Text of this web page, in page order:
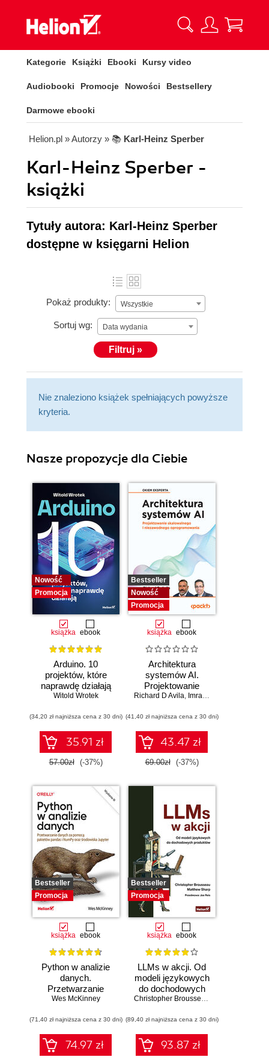
Kategorie Książki Ebooki Kursy video
Audiobooki Promocje Nowości Bestsellery
Darmowe ebooki
Helion.pl » Autorzy » 📚 Karl-Heinz Sperber
Karl-Heinz Sperber -
książki
Tytuły autora: Karl-Heinz Sperber
dostępne w księgarni Helion
Pokaż produkty: Wszystkie
Sortuj wg: Data wydania
Filtruj »
Nie znaleziono książek spełniających powyższe
kryteria.
Nasze propozycje dla Ciebie
Nowość
Promocja
książka ebook
Arduino. 10
projektów, które
naprawdę działają
Witold Wrotek
(34,20 zł najniższa cena z 30 dni)
35.91 zł
57.00zł (-37%)
Bestseller
Nowość
Promocja
książka ebook
Architektura
systemów AI.
Projektowanie
skalowalnego i
oprogramowania
Richard D Avila, Imran Ahmad
(41,40 zł najniższa cena z 30 dni)
43.47 zł
69.00zł (-37%)
Bestseller
Promocja
książka ebook
Python w analizie
danych.
Przetwarzanie
danych za pomocą
NumPy oraz
środowiska
Jupyter. Wydanie
III
Wes McKinney
(71,40 zł najniższa cena z 30 dni)
74.97 zł
Bestseller
Promocja
książka ebook
LLMs w akcji. Od
modeli językowych
do dochodowych
produktów
Christopher Brousseau
(89,40 zł najniższa cena z 30 dni)
93.87 zł